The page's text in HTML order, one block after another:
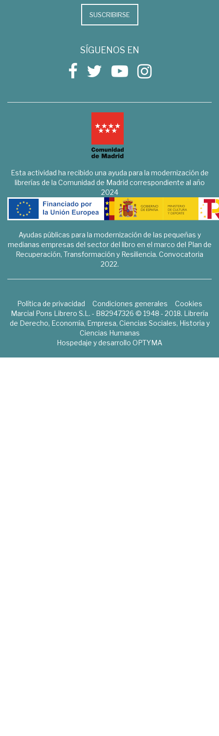
SUSCRIBIRSE
SÍGUENOS EN
Esta actividad ha recibido una ayuda para la modernización de
librerías de la Comunidad de Madrid correspondiente al año
2024
Ayudas públicas para la modernización de las pequeñas y
medianas empresas del sector del libro en el marco del Plan de
Recuperación, Transformación y Resiliencia. Convocatoria
2022.
Política de privacidad Condiciones generales
Cookies
Marcial Pons Librero S.L. - B82947326 © 1948 - 2018. Librería
de Derecho, Economía, Empresa, Ciencias Sociales, Historia y
Ciencias Humanas
Hospedaje y desarrollo OPTYMA